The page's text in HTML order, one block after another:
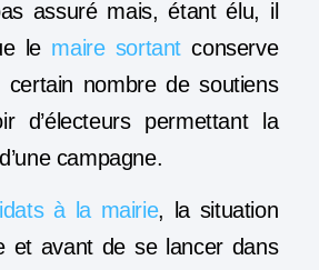
assuré mais, étant élu, il
le maire sortantconserve
nombre de soutiens
d’électeurs permettant la
campagne.
à la mairie, la situation
et avant de se lancer dans